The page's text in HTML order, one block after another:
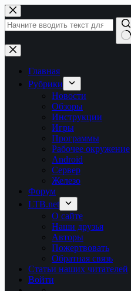
Перейти
к
сути
Ничего
не
найденоГлавная
Рубрики
Новости
Обзоры
Инструкции
Игры
Программы
Рабочее окружение
Android
Сервер
Железо
Форум
LTB.net
О сайте
Наши друзья
Авторы
Пожертвовать
Обратная связь
Статьи наших читателей
Войти